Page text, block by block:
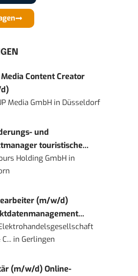
Content Creator
Media GmbH in Düsseldorf
und
touristische...
Holding GmbH in
(m/w/d)
in Gerlingen
(m/w/d) Online-